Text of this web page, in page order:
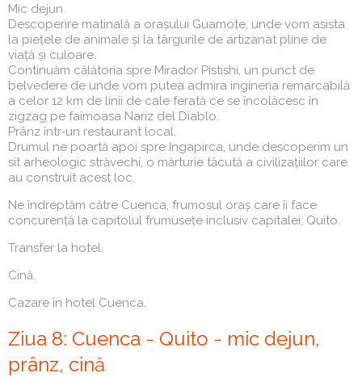
Mic dejun.
Descoperire matinală a orașului Guamote, unde vom asista
la piețele de animale și la târgurile de artizanat pline de
viață și culoare.
Continuăm călătoria spre Mirador Pistishi, un punct de
belvedere de unde vom putea admira ingineria remarcabilă
a celor 12 km de linii de cale ferată ce se încolăcesc în
zigzag pe faimoasa Nariz del Diablo.
Prânz într‑un restaurant local.
Drumul ne poartă apoi spre Ingapirca, unde descoperim un
sit arheologic străvechi, o mărturie tăcută a civilizațiilor care
au construit acest loc.
Ne îndreptăm către Cuenca, frumosul oraș care îi face
concurență la capitolul frumusețe inclusiv capitalei, Quito.
Transfer la hotel.
Cină.
Cazare în hotel Cuenca.
Ziua 8: Cuenca - Quito - mic dejun,
prânz, cină